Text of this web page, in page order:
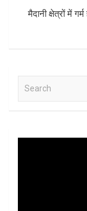
k
मैदानी क्षेत्रों में
a